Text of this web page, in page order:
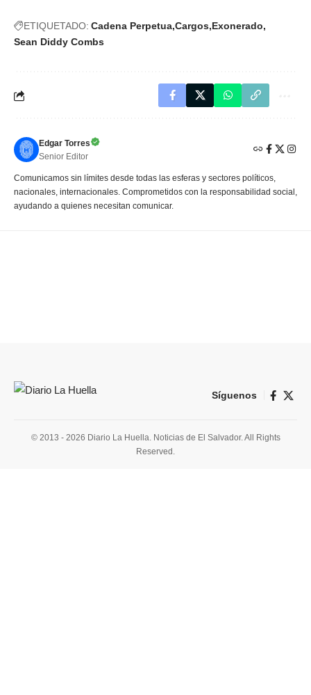
ETIQUETADO: Cadena Perpetua Cargos Exonerado
Sean Diddy Combs
Edgar Torres
Senior Editor
Comunicamos sin límites desde todas las esferas y sectores políticos,
nacionales, internacionales. Comprometidos con la responsabilidad social,
ayudando a quienes necesitan comunicar.
Síguenos
© 2013 - 2026 Diario La Huella. Noticias de El Salvador. All Rights
Reserved.